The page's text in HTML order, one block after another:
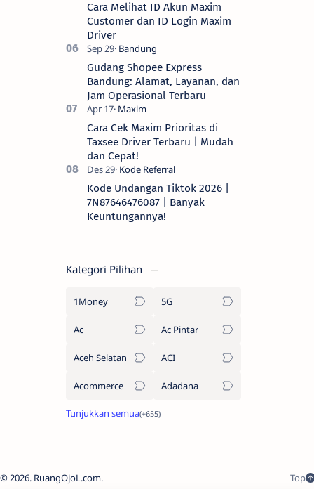
Cara Melihat ID Akun Maxim
Customer dan ID Login Maxim
Driver
Gudang Shopee Express
Bandung: Alamat, Layanan, dan
Jam Operasional Terbaru
Cara Cek Maxim Prioritas di
Taxsee Driver Terbaru | Mudah
dan Cepat!
Kode Undangan Tiktok 2026 |
7N87646476087 | Banyak
Keuntungannya!
Kategori Pilihan
1Money 5G
Ac Ac Pintar
Aceh Selatan ACI
Acommerce Adadana
2026. RuangOjoL.com.